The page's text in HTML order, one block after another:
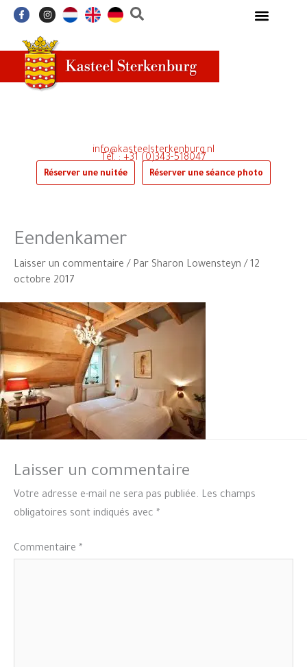
Aller
contenu
F
a
b
o
o
k
-
I
n
a
g
r
a
m
Réserver une nuitée Réserver une séance photo
Tél. : +31 (0)343-518047
info@kasteelsterkenburg.nl
Eendenkamer
Laisser un commentaire / Par Sharon Lowensteyn / 12
octobre 2017
Laisser un commentaire
Votre adresse e-mail ne sera pas publiée. Les champs
obligatoires sont indiqués avec *
Commentaire *